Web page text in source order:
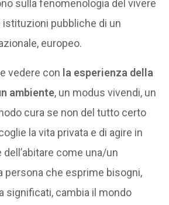
sulla fenomenologia del vivere
istituzioni pubbliche di un
europeo.
vedere con la esperienza della
ambiente, un modus vivendi, un
cura se non del tutto certo
la vita privata e di agire in
come una/un
persona che esprime bisogni,
significati, cambia il mondo